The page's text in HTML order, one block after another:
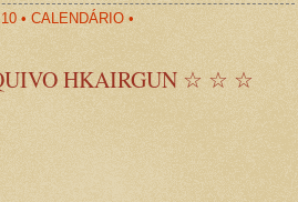
10 • CALENDÁRIO •
HKAIRGUN ☆ ☆ ☆